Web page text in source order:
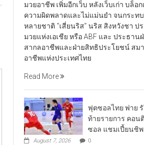
มวยอาชีพ เพิ่มอีกเว็บ หลังเว็บเก่า บล็อ
ความผิดพลาดและไม่แม่นยำ จนกระท
หลายชาติ “เสี่ยนริส” นริส สิงหวังชา
มวยแห่งเอเชีย หรือ ABF และ ประธาน
สากลอาชีพและฝ่ายสิทธิประโยชน์ สม
อาชีพแห่งประเทศไทย
Read More
ฟุตซอลไทย พ่าย รั
ท้ายรายการ คอน
ซอล แชมเปี้ยนชิพ
August 7, 2026 0